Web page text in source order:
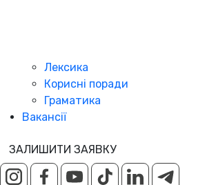
Лексика
Корисні поради
Граматика
Вакансії
ЗАЛИШИТИ ЗАЯВКУ